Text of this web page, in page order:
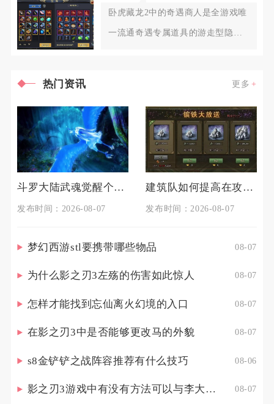
卧虎藏龙2中的奇遇商人是全游戏唯
一流通奇遇专属道具的游走型隐藏
热门资讯 更多
斗罗大陆武魂觉醒个人训练如何准备
发布时间：2026-08-07
建筑队如何提高在攻城掠地中的生存能力
发布时间：2026-08-07
梦幻西游stl要携带哪些物品 08-07
为什么影之刃3左殇的伤害如此惊人 08-07
怎样才能找到忘仙离火幻境的入口 08-07
在影之刃3中是否能够更改马的外貌 08-07
s8金铲铲之战阵容推荐有什么技巧 08-06
影之刃3游戏中有没有方法可以与李大娘见面 08-07